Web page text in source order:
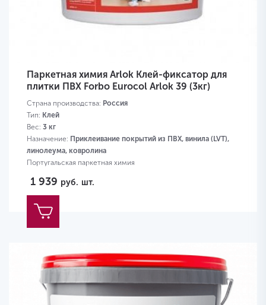
Паркетная химия Arlok Клей-фиксатор для
плитки ПВХ Forbo Eurocol Arlok 39 (3кг)
Страна производства: Россия
Тип: Клей
Вес: 3 кг
Назначение: Приклеивание покрытий из ПВХ, винила (LVT),
линолеума, ковролина
Португальская паркетная химия
1 939 руб. шт.